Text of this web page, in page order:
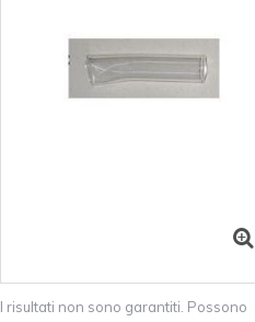
I risultati non sono garantiti. Possono